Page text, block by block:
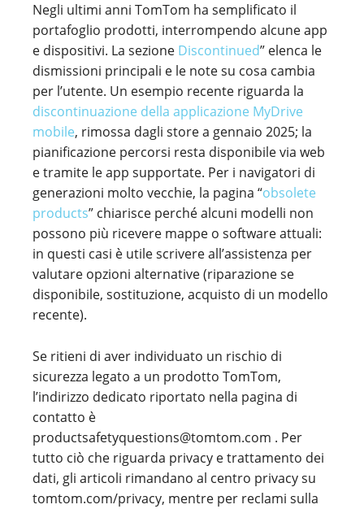
Negli ultimi anni TomTom ha semplificato il
portafoglio prodotti, interrompendo alcune app
e dispositivi. La sezione Discontinued” elenca le
dismissioni principali e le note su cosa cambia
per l’utente. Un esempio recente riguarda la
discontinuazione della applicazione MyDrive
mobile, rimossa dagli store a gennaio 2025; la
pianificazione percorsi resta disponibile via web
e tramite le app supportate. Per i navigatori di
generazioni molto vecchie, la pagina “obsolete
products” chiarisce perché alcuni modelli non
possono più ricevere mappe o software attuali:
in questi casi è utile scrivere all’assistenza per
valutare opzioni alternative (riparazione se
disponibile, sostituzione, acquisto di un modello
recente).
Se ritieni di aver individuato un rischio di
sicurezza legato a un prodotto TomTom,
l’indirizzo dedicato riportato nella pagina di
contatto è
productsafetyquestions@tomtom.com . Per
tutto ciò che riguarda privacy e trattamento dei
dati, gli articoli rimandano al centro privacy su
tomtom.com/privacy, mentre per reclami sulla